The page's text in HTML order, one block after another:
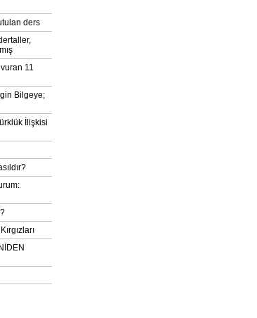
ders
11
Bilgeye;
İlişkisi